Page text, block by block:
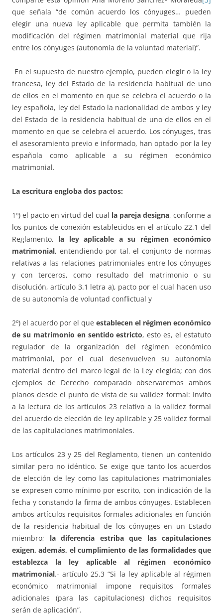
que señala “de común acuerdo los cónyuges… pueden
elegir una nueva ley aplicable que permita también la
modificación del régimen matrimonial material que rija
entre los cónyuges (autonomía de la voluntad material)”.
En el supuesto de nuestro ejemplo, pueden elegir o la ley
francesa, ley del Estado de la residencia habitual de uno
de ellos en el momento en que se celebra el acuerdo o la
ley española, ley del Estado la nacionalidad de ambos y ley
del Estado de la residencia habitual de uno de ellos en el
momento en que se celebra el acuerdo. Los cónyuges, tras
el asesoramiento previo e informado, han optado por la ley
española como aplicable a su régimen económico
matrimonial.
La escritura engloba dos pactos:
1º) el pacto en virtud del cual la pareja designa, conforme a
los puntos de conexión establecidos en el artículo 22.1 del
Reglamento, la ley aplicable a su régimen económico
matrimonial, entendiendo por tal, el conjunto de normas
relativas a las relaciones patrimoniales entre los cónyuges
y con terceros, como resultado del matrimonio o su
disolución, artículo 3.1 letra a), pacto por el cual hacen uso
de su autonomía de voluntad conflictual y
2º) el acuerdo por el que establecen el régimen económico
de su matrimonio en sentido estricto, esto es, el estatuto
regulador de la organización del régimen económico
matrimonial, por el cual desenvuelven su autonomía
material dentro del marco legal de la Ley elegida; con dos
ejemplos de Derecho comparado observaremos ambos
planos desde el punto de vista de su validez formal: Invito
a la lectura de los artículos 23 relativo a la validez formal
del acuerdo de elección de ley aplicable y 25 validez formal
de las capitulaciones matrimoniales.
Los artículos 23 y 25 del Reglamento, tienen un contenido
similar pero no idéntico. Se exige que tanto los acuerdos
de elección de ley como las capitulaciones matrimoniales
se expresen como mínimo por escrito, con indicación de la
fecha y constando la firma de ambos cónyuges. Establecen
ambos artículos requisitos formales adicionales en función
de la residencia habitual de los cónyuges en un Estado
miembro; la diferencia estriba que las capitulaciones
exigen, además, el cumplimiento de las formalidades que
establezca la ley aplicable al régimen económico
matrimonial.- artículo 25.3 “Si la ley aplicable al régimen
económico matrimonial impone requisitos formales
adicionales (para las capitulaciones) dichos requisitos
serán de aplicación”.